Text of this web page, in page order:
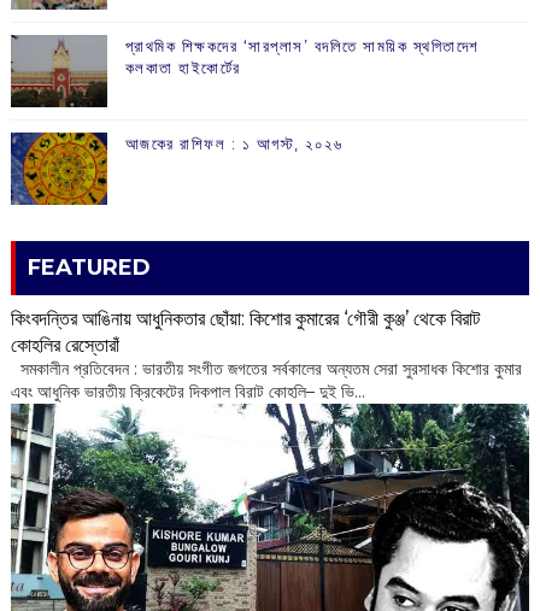
প্রাথমিক শিক্ষকদের ‘সারপ্লাস’ বদলিতে সাময়িক স্থগিতাদেশ
কলকাতা হাইকোর্টের
আজকের রাশিফল :‌ ‌‌১ আগস্ট, ২০২৬
FEATURED
কিংবদন্তির আঙিনায় আধুনিকতার ছোঁয়া: কিশোর কুমারের ‘গৌরী কুঞ্জ’ থেকে বিরাট
কোহলির রেস্তোরাঁ
‌ সমকালীন প্রতিবেদন : ভারতীয় সংগীত জগতের সর্বকালের অন্যতম সেরা সুরসাধক কিশোর কুমার
এবং আধুনিক ভারতীয় ক্রিকেটের দিকপাল বিরাট কোহলি– ‌দুই ভি...